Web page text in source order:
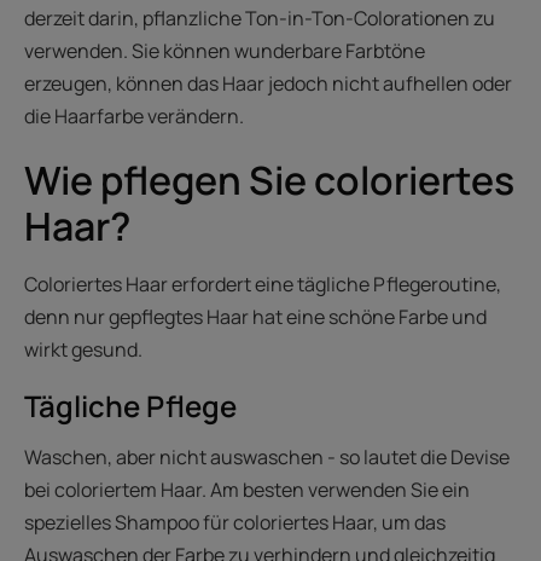
derzeit darin, pflanzliche Ton-in-Ton-Colorationen zu
verwenden. Sie können wunderbare Farbtöne
erzeugen, können das Haar jedoch nicht aufhellen oder
die Haarfarbe verändern.
Wie pflegen Sie coloriertes
Haar?
Coloriertes Haar erfordert eine tägliche Pflegeroutine,
denn nur gepflegtes Haar hat eine schöne Farbe und
wirkt gesund.
Tägliche Pflege
Waschen, aber nicht auswaschen - so lautet die Devise
bei coloriertem Haar. Am besten verwenden Sie ein
spezielles Shampoo für coloriertes Haar, um das
Auswaschen der Farbe zu verhindern und gleichzeitig